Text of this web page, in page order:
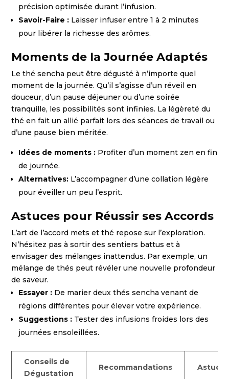
précision optimisée durant l’infusion.
Savoir-Faire : Laisser infuser entre 1 à 2 minutes
pour libérer la richesse des arômes.
Moments de la Journée Adaptés
Le thé sencha peut être dégusté à n’importe quel
moment de la journée. Qu’il s’agisse d’un réveil en
douceur, d’un pause déjeuner ou d’une soirée
tranquille, les possibilités sont infinies. La légèreté du
thé en fait un allié parfait lors des séances de travail ou
d’une pause bien méritée.
Idées de moments : Profiter d’un moment zen en fin
de journée.
Alternatives: L’accompagner d’une collation légère
pour éveiller un peu l’esprit.
Astuces pour Réussir ses Accords
L’art de l’accord mets et thé repose sur l’exploration.
N’hésitez pas à sortir des sentiers battus et à
envisager des mélanges inattendus. Par exemple, un
mélange de thés peut révéler une nouvelle profondeur
de saveur.
Essayer : De marier deux thés sencha venant de
régions différentes pour élever votre expérience.
Suggestions : Tester des infusions froides lors des
journées ensoleillées.
Conseils de
Dégustation
Recommandations